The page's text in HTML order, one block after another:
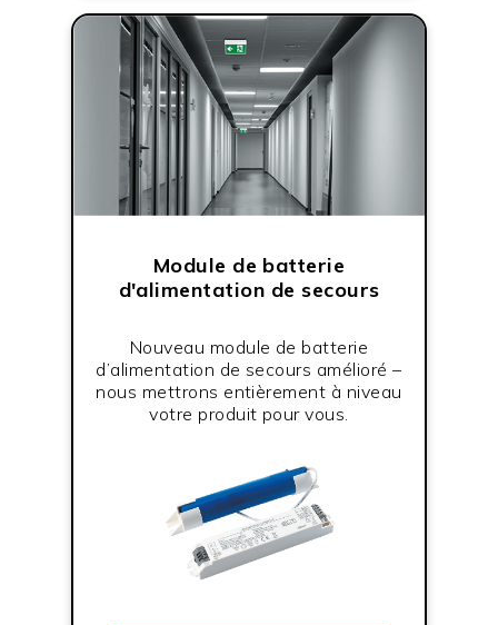
Module de batterie
d'alimentation de secours
Nouveau module de batterie
d’alimentation de secours amélioré –
nous mettrons entièrement à niveau
votre produit pour vous.